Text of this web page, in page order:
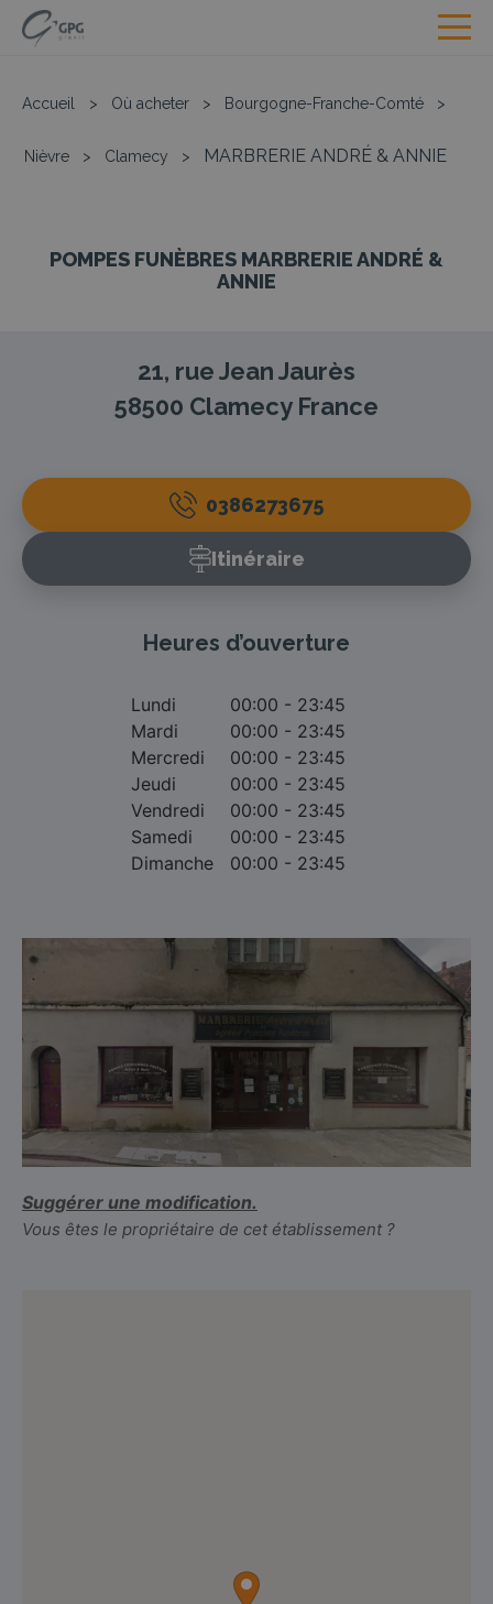
Accueil > Où acheter > Bourgogne-Franche-Comté >
Nièvre > Clamecy > MARBRERIE ANDRÉ & ANNIE
POMPES FUNÈBRES MARBRERIE ANDRÉ &
ANNIE
21, rue Jean Jaurès
58500 Clamecy France
0386273675
Itinéraire
Heures d’ouverture
Lundi
00:00 - 23:45
Mardi
00:00 - 23:45
Mercredi
00:00 - 23:45
Jeudi
00:00 - 23:45
Vendredi
00:00 - 23:45
Samedi
00:00 - 23:45
Dimanche
00:00 - 23:45
Suggérer une modification.
Vous êtes le propriétaire de cet établissement ?